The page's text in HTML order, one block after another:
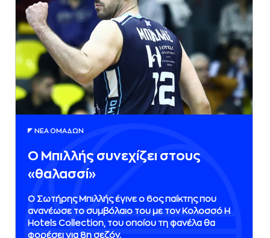
ΝΕA ΟΜAΔΩΝ
Ο Μπιλλής συνεχίζει στους
«θαλασσί»
Ο Σωτήρης Μπιλλής έγινε ο 6ος παίκτης που
ανανέωσε το συμβόλαιο του με τον Κολοσσό H
Hotels Collection, του οποίου τη φανέλα θα
φορέσει για 8η σεζόν.